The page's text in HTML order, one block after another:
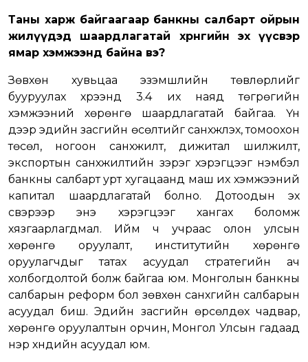
Таны харж байгаагаар банкны салбарт ойрын
жилүүдэд шаардлагатай хөрөнгийн эх үүсвэр
ямар хэмжээнд байна вэ?
Зөвхөн хувьцаа эзэмшлийн төвлөрлийг
бууруулах хүрээнд 3.4 их наяд төгрөгийн
хэмжээний хөрөнгө шаардлагатай байгаа. Үүн
дээр эдийн засгийн өсөлтийг санхүүжүүлэх, томоохон
төсөл, ногоон санхүүжилт, дижитал шилжилт,
экспортын санхүүжилтийн зэрэг хэрэгцээг нэмбэл
банкны салбарт урт хугацаанд маш их хэмжээний
капитал шаардлагатай болно. Дотоодын эх
үүсвэрээр энэ хэрэгцээг хангах боломж
хязгаарлагдмал. Ийм ч учраас олон улсын
хөрөнгө оруулалт, институтийн хөрөнгө
оруулагчдыг татах асуудал стратегийн ач
холбогдолтой болж байгаа юм. Монголын банкны
салбарын реформ бол зөвхөн санхүүгийн салбарын
асуудал биш. Эдийн засгийн өрсөлдөх чадвар,
хөрөнгө оруулалтын орчин, Монгол Улсын гадаад
нэр хүндийн асуудал юм.